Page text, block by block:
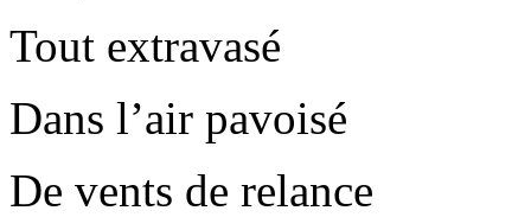
Tout extravasé
Dans l’air pavoisé
De vents de relance